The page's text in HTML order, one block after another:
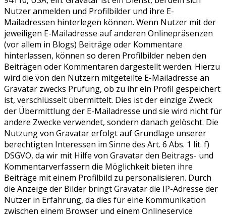
Nutzer anmelden und Profilbilder und ihre E-
Mailadressen hinterlegen können. Wenn Nutzer mit der
jeweiligen E-Mailadresse auf anderen Onlinepräsenzen
(vor allem in Blogs) Beiträge oder Kommentare
hinterlassen, können so deren Profilbilder neben den
Beiträgen oder Kommentaren dargestellt werden. Hierzu
wird die von den Nutzern mitgeteilte E-Mailadresse an
Gravatar zwecks Prüfung, ob zu ihr ein Profil gespeichert
ist, verschlüsselt übermittelt. Dies ist der einzige Zweck
der Übermittlung der E-Mailadresse und sie wird nicht für
andere Zwecke verwendet, sondern danach gelöscht. Die
Nutzung von Gravatar erfolgt auf Grundlage unserer
berechtigten Interessen im Sinne des Art. 6 Abs. 1 lit. f)
DSGVO, da wir mit Hilfe von Gravatar den Beitrags- und
Kommentarverfassern die Möglichkeit bieten ihre
Beiträge mit einem Profilbild zu personalisieren. Durch
die Anzeige der Bilder bringt Gravatar die IP-Adresse der
Nutzer in Erfahrung, da dies für eine Kommunikation
zwischen einem Browser und einem Onlineservice